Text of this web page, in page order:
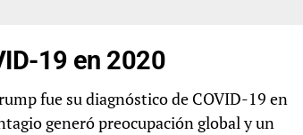
19 en 2020
fue su diagnóstico de COVID-19 en
generó preocupación global y un